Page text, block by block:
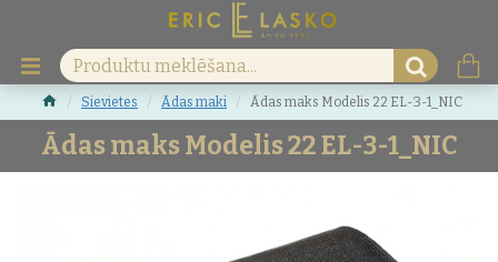
Sievietes Ādas maki Ādas maks Modelis 22 EL-3-1_NIC
Ādas maks Modelis 22 EL-3-1_NIC